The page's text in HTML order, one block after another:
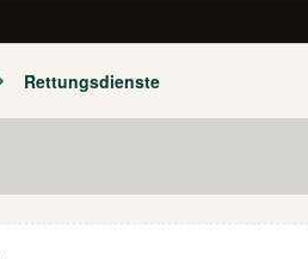
Rettungsdienste